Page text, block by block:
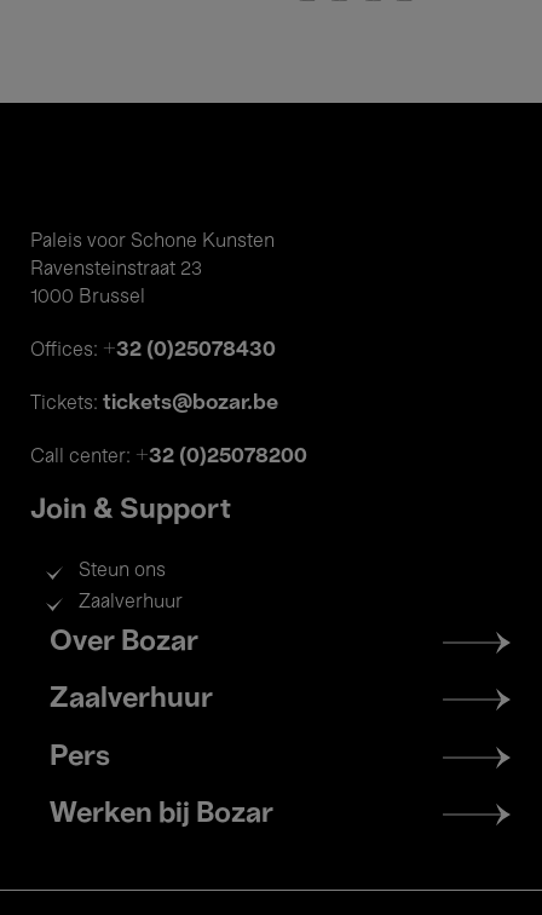
Paleis voor Schone Kunsten
Ravensteinstraat 23
1000 Brussel
Offices: +32 (0)25078430
Tickets: tickets@bozar.be
Call center: +32 (0)25078200
Join & Support
Steun ons
Zaalverhuur
Footer
menu
Over Bozar
Zaalverhuur
Pers
Werken bij Bozar